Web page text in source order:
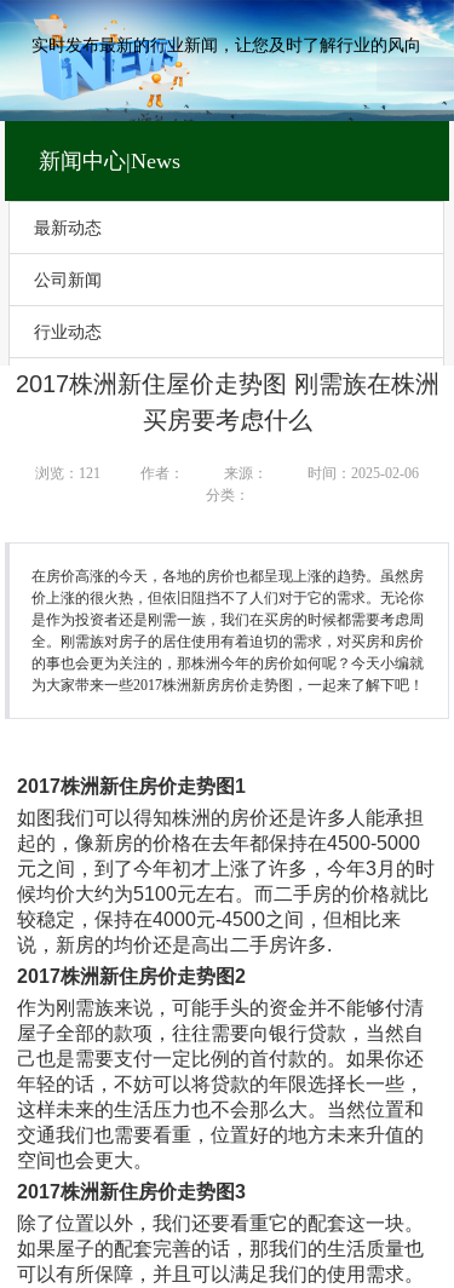
实时发布最新的行业新闻，让您及时了解行业的风向
最新动态
公司新闻
行业动态
技术文章
新闻中心|News
2017株洲新住屋价走势图 刚需族在株洲
买房要考虑什么
浏览： 121 作者： 来源：
时间：2025-02-06
分类：
在房价高涨的今天，各地的房价也都呈现上涨的趋势。虽然房
价上涨的很火热，但依旧阻挡不了人们对于它的需求。无论你
是作为投资者还是刚需一族，我们在买房的时候都需要考虑周
全。刚需族对房子的居住使用有着迫切的需求，对买房和房价
的事也会更为关注的，那株洲今年的房价如何呢？今天小编就
为大家带来一些2017株洲新房房价走势图，一起来了解下吧！
2017株洲新住房价走势图1
如图我们可以得知株洲的房价还是许多人能承担
起的，像新房的价格在去年都保持在4500-5000
元之间，到了今年初才上涨了许多，今年3月的时
候均价大约为5100元左右。而二手房的价格就比
较稳定，保持在4000元-4500之间，但相比来
说，新房的均价还是高出二手房许多.
2017株洲新住房价走势图2
作为刚需族来说，可能手头的资金并不能够付清
屋子全部的款项，往往需要向银行贷款，当然自
己也是需要支付一定比例的首付款的。如果你还
年轻的话，不妨可以将贷款的年限选择长一些，
这样未来的生活压力也不会那么大。当然位置和
交通我们也需要看重，位置好的地方未来升值的
空间也会更大。
2017株洲新住房价走势图3
除了位置以外，我们还要看重它的配套这一块。
如果屋子的配套完善的话，那我们的生活质量也
可以有所保障，并且可以满足我们的使用需求。